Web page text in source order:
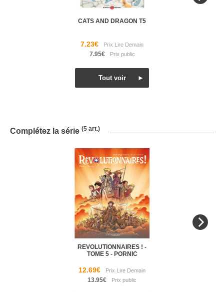
CATS AND DRAGON T5
7.23€
7.95€
Complétez la série (5 art.)
REVOLUTIONNAIRES ! -
TOME 5 - PORNIC
12.69€
13.95€